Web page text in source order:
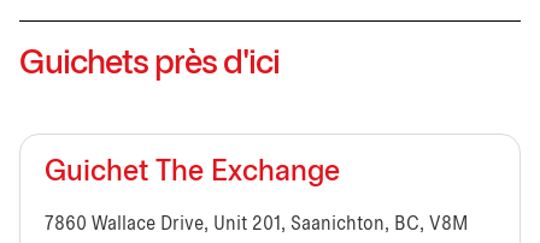
Guichets près d'ici
Guichet The Exchange
7860 Wallace Drive, Unit 201, Saanichton, BC, V8M